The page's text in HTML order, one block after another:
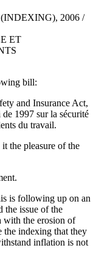
2006 /
ET
bill:
and Insurance Act,
1997 sur la sécurité
du travail.
it the pleasure of the
is following up on an
the issue of the
with the erosion of
the indexing that they
inflation is not